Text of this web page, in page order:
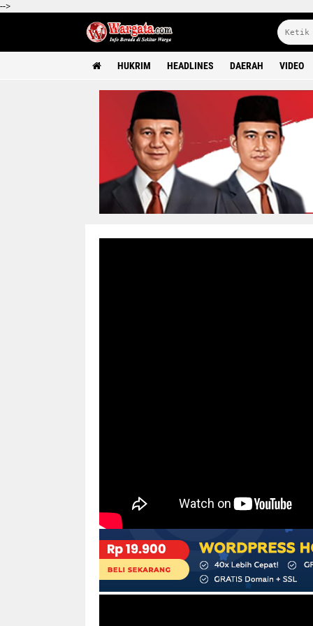
-->
HUKRIM HEADLINES DAERAH VIDEO